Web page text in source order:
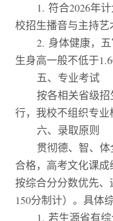
1. 符合2026年
校招生播音与主持
2. 身体健康，
生身高一般不低于
五、专业考试
按各相关省级
行，我校不组织专
六、录取原则
贯彻德、智、
合格，高考文化课
按综合分分数优先
150分制计）。具体
1. 若生源省有